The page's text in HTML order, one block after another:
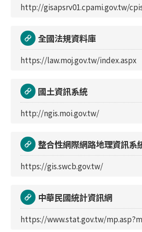
http://gisapsrv01.cpami.gov.tw/
全國法規資料庫
https://law.moj.gov.tw/index.aspx
國土資訊系統
http://ngis.moi.gov.tw/
整合性網際網路地理資訊系
https://gis.swcb.gov.tw/
中華民國統計資訊網
https://www.stat.gov.tw/